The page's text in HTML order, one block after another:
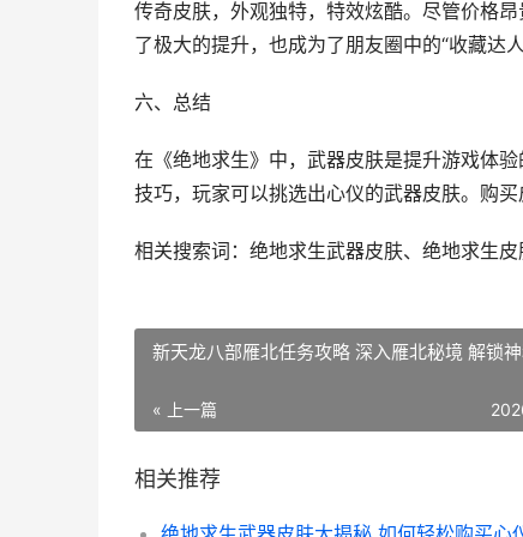
传奇皮肤，外观独特，特效炫酷。尽管价格
了极大的提升，也成为了朋友圈中的“收藏达人
六、总结
在《绝地求生》中，武器皮肤是提升游戏体
技巧，玩家可以挑选出心仪的武器皮肤。购买
相关搜索词：绝地求生武器皮肤、绝地求生
新天龙八部雁北任务攻略 深入雁北秘境 解锁
« 上一篇
相关推荐